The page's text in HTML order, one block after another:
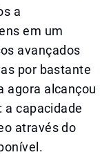
a
em um
avançados
por bastante
agora alcançou
a capacidade
através do